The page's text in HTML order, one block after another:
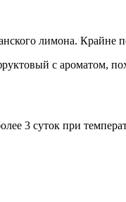
лимона. Крайне
с ароматом,
3 суток при